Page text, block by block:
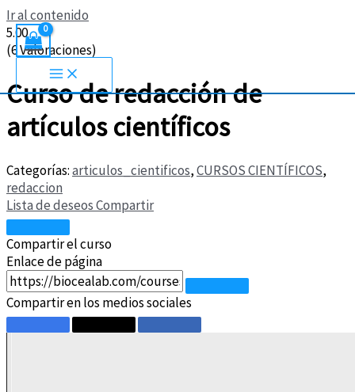
Ir al contenido
5.00
(6 Valoraciones)
Curso de redacción de
artículos científicos
Categorías:articulos_cientificos,CURSOS CIENTÍFICOS,
redaccion
Lista de deseosCompartir
Compartir el curso
Enlace de página
Compartir en los medios sociales